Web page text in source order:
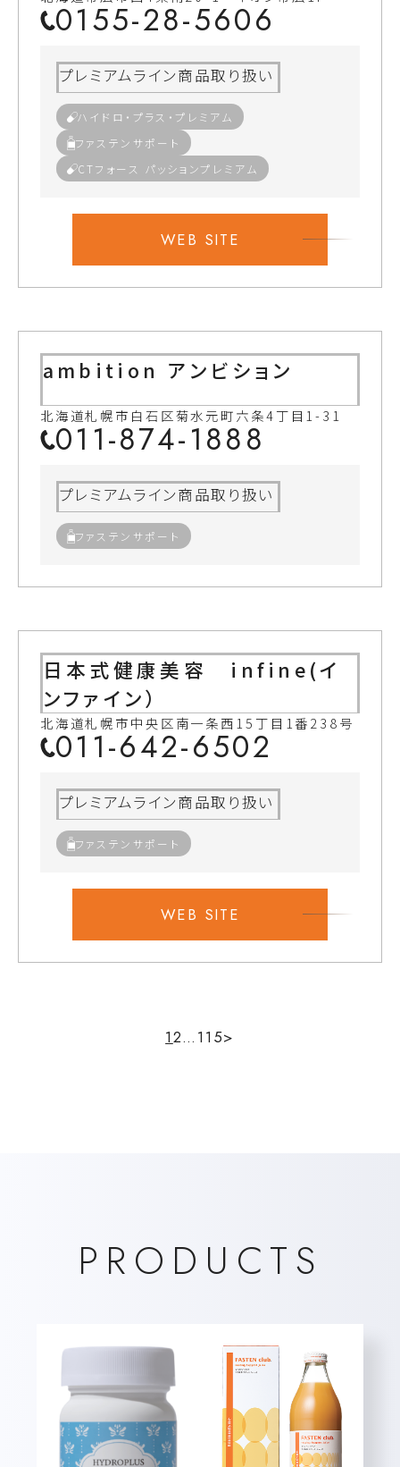
0155-28-5606
プレミアムライン商品取り扱い
ハイドロ・プラス・プレミアム
ファステンサポート
CTフォース パッションプレミアム
WEB SITE
ambition アンビション
北海道札幌市白石区菊水元町六条4丁目1-31
011-874-1888
プレミアムライン商品取り扱い
ファステンサポート
日本式健康美容 infine(イ
ンファイン）
北海道札幌市中央区南一条西15丁目1番238号
011-642-6502
プレミアムライン商品取り扱い
ファステンサポート
WEB SITE
12… 115>
PRODUCTS